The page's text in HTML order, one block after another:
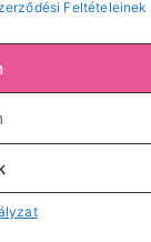
Feltételeinek